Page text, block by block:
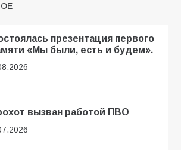
презентация первого
«Мы были, есть и будем».
вызван работой ПВО